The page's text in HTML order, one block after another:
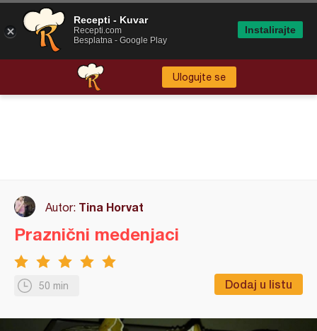
Ulogujte se
Autor: Tina Horvat
50 min Dodaj u listu
Praznični medenjaci
Recepti - Kuvar
Recepti.com
Besplatna - Google Play
Instalirajte